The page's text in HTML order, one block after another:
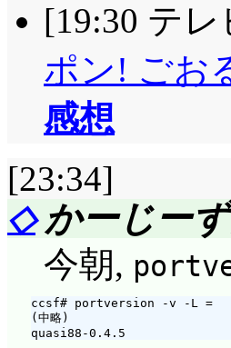
[19:30 テ
ポン! ごお
感想
[23:34]
◇かーじー
今朝,
ccsf# portversion -v -L =
(中略)